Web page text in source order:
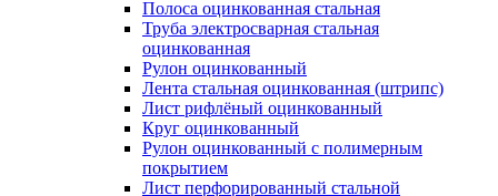
Полоса оцинкованная стальная
Труба электросварная стальная
оцинкованная
Рулон оцинкованный
Лента стальная оцинкованная (штрипс)
Лист рифлёный оцинкованный
Круг оцинкованный
Рулон оцинкованный с полимерным
покрытием
Лист перфорированный стальной